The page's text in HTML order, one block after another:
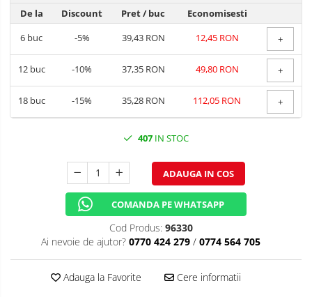
DECOR 1 & 8 MARTIE
DECOR PASTE
DECOR HALLOWEEN
DECOR ZIUA ROMANIEI
DECOR CRACIUN & REVELION
DECOR VARA
DECOR TOAMNA
DECOR IARNA
TEMATICA CULINARA
De la
Discount Pret/ buc
Economisesti
6 buc -5% 39,43 RON 12,45 RON +
12buc -10% 37,35 RON 49,80 RON +
18buc -15% 35,28 RON 112,05 RON +
407 IN STOC
ADAUGA IN COS
COMANDA PE WHATSAPP
Cod Produs: 96330
Ai nevoie de ajutor? 0770 424 279 / 0774 564 705
Adauga la Favorite Cere informatii